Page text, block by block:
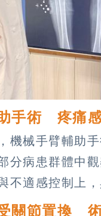
手術 疼痛
機械手臂輔助
分病患群體中
不適感控制上
關節置換